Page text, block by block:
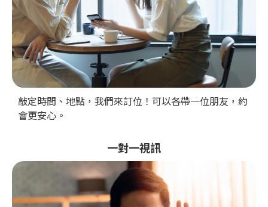
敲定時間、地點，我們來訂位！可以各帶一位朋友，約
會更安心。
一對一視訊